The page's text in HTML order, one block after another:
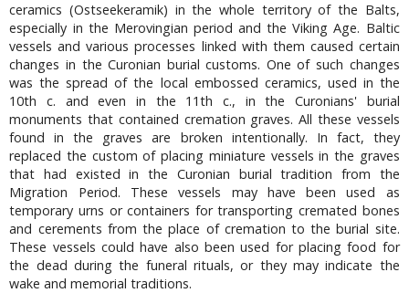
ceramics (Ostseekeramik) in the whole territory of the Balts,
especially in the Merovingian period and the Viking Age. Baltic
vessels and various processes linked with them caused certain
changes in the Curonian burial customs. One of such changes
was the spread of the local embossed ceramics, used in the
10th c. and even in the 11th c., in the Curonians' burial
monuments that contained cremation graves. All these vessels
found in the graves are broken intentionally. In fact, they
replaced the custom of placing miniature vessels in the graves
that had existed in the Curonian burial tradition from the
Migration Period. These vessels may have been used as
temporary urns or containers for transporting cremated bones
and cerements from the place of cremation to the burial site.
These vessels could have also been used for placing food for
the dead during the funeral rituals, or they may indicate the
wake and memorial traditions.